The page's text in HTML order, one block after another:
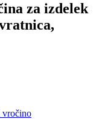
za izdelek
vročino